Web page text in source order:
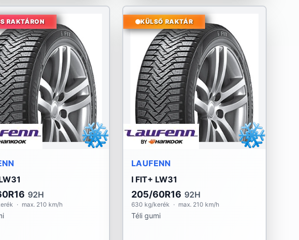
RAKTÁRON
92H
· max. 210 km/h
KÜLSŐ RAKTÁR
LAUFENN
I FIT+ LW31
205/60R16 92H
630 kg/kerék · max. 210 km/h
Téli gumi